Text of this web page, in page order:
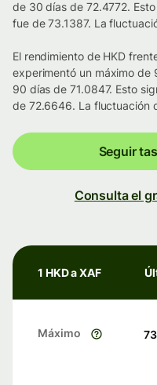
de 30 días de 72.4772.
fue de 73.1387. La
El rendimiento de HKD
experimentó un máximo
90 días de 71.0847. Esto
de 72.6646. La fluctuación
Seguir
Consulta el
1 HKD a XAF
Máximo